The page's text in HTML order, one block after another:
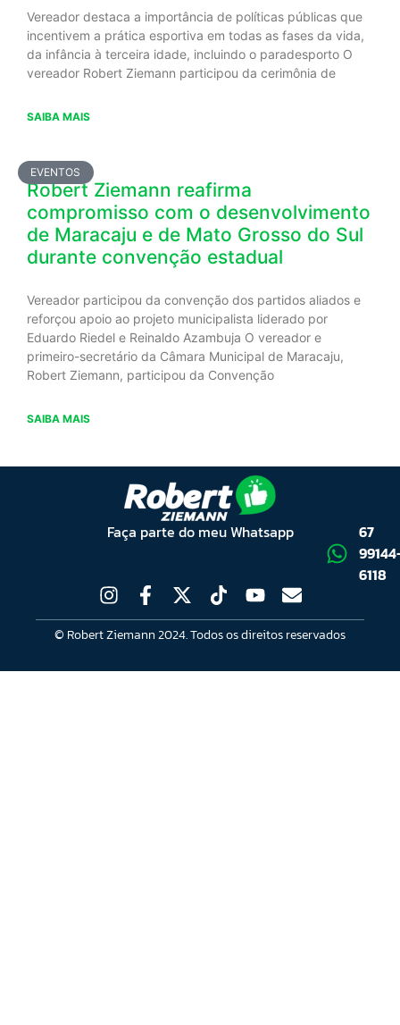
Vereador destaca a importância de políticas públicas que
incentivem a prática esportiva em todas as fases da vida,
da infância à terceira idade, incluindo o paradesporto O
vereador Robert Ziemann participou da cerimônia de
SAIBA MAIS
EVENTOS
Robert Ziemann reafirma
compromisso com o desenvolvimento
de Maracaju e de Mato Grosso do Sul
durante convenção estadual
Vereador participou da convenção dos partidos aliados e
reforçou apoio ao projeto municipalista liderado por
Eduardo Riedel e Reinaldo Azambuja O vereador e
primeiro-secretário da Câmara Municipal de Maracaju,
Robert Ziemann, participou da Convenção
SAIBA MAIS
Faça parte do meu Whatsapp
67
6118
© Robert Ziemann 2024. Todos os direitos reservados